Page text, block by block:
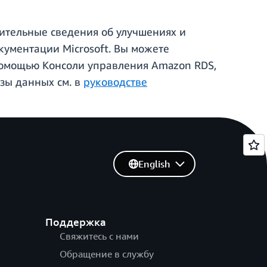
сведения об улучшениях и
Microsoft. Вы можете
Консоли управления Amazon RDS,
данных см. в руководстве
Поддержка
Свяжитесь с нами
Обращение в службу
English